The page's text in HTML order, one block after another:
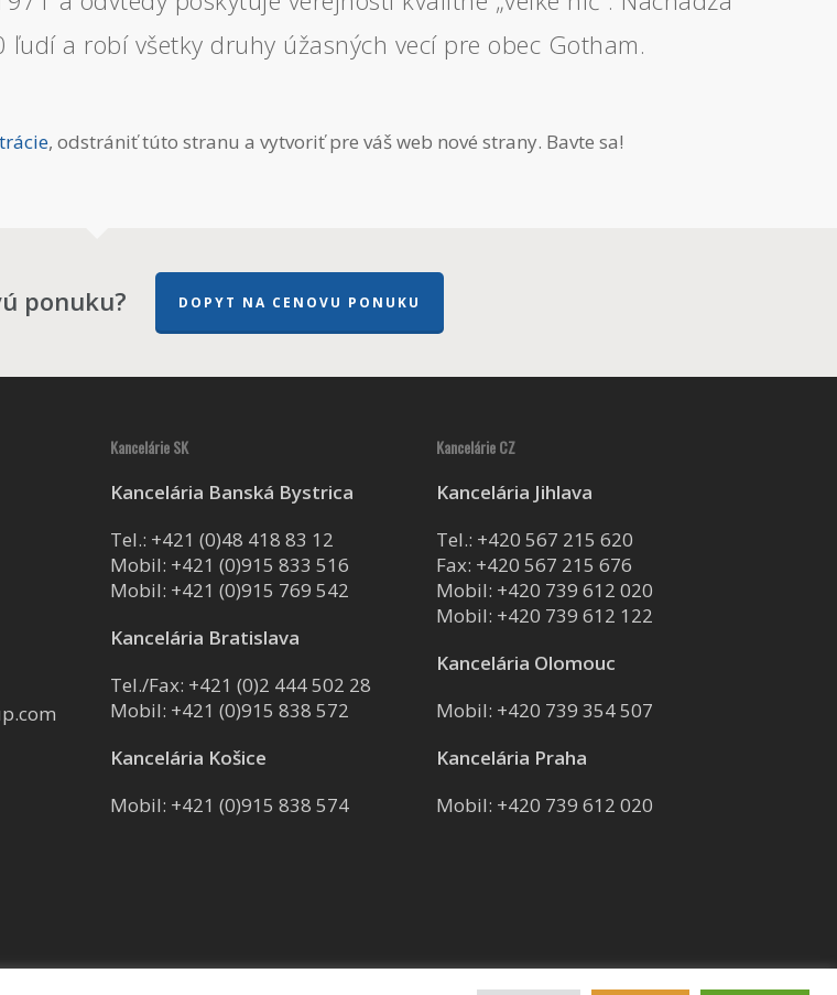
a robí všetky druhy úžasných vecí pre obec Gotham.
, odstrániť túto stranu a vytvoriť pre váš web nové strany. Bavte sa!
ponuku? DOPYT NA CENOVU PONUKU
Kancelárie SK
Kancelária Banská Bystrica
Tel.: +421 (0)48 418 83 12
Mobil: +421 (0)915 833 516
Mobil: +421 (0)915 769 542
Kancelária Bratislava
Tel./Fax: +421 (0)2 444 502 28
Mobil: +421 (0)915 838 572
Kancelária Košice
Mobil: +421 (0)915 838 574
Kancelárie CZ
Kancelária Jihlava
Tel.: +420 567 215 620
Fax: +420 567 215 676
Mobil: +420 739 612 020
Mobil: +420 739 612 122
Kancelária Olomouc
Mobil: +420 739 354 507
Kancelária Praha
Mobil: +420 739 612 020